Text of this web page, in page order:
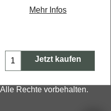
Mehr Infos
Jetzt kaufen
Rechte vorbehalten.